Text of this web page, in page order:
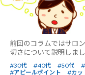
前回のコラムではサロ
切さについて説明しま
#30代 #40代 #50代
#アピールポイント
#カッ